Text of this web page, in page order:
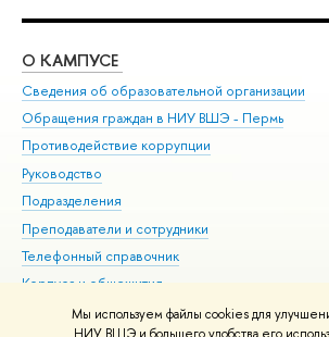
Мы используем файлы cookies для
О КАМПУСЕ
Сведения об образовательной организации
Обращения граждан в НИУ ВШЭ - Пермь
Противодействие коррупции
Руководство
Подразделения
Преподаватели и сотрудники
Телефонный справочник
Корпуса и общежития
ВШЭ для студентов с ограниченными
здоровья и инвалидностью